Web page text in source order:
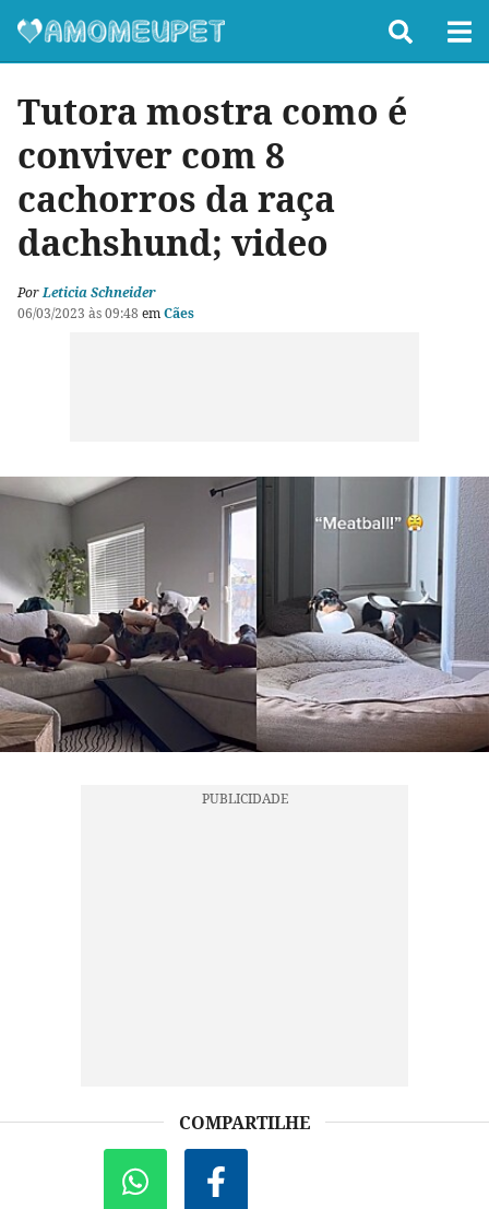
Tutora mostra como é
conviver com 8
cachorros da raça
dachshund; video
PorLeticia Schneider
06/03/2023 às 09:48 emCães
COMPARTILHE